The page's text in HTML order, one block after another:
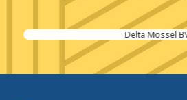
Delta Mossel BV